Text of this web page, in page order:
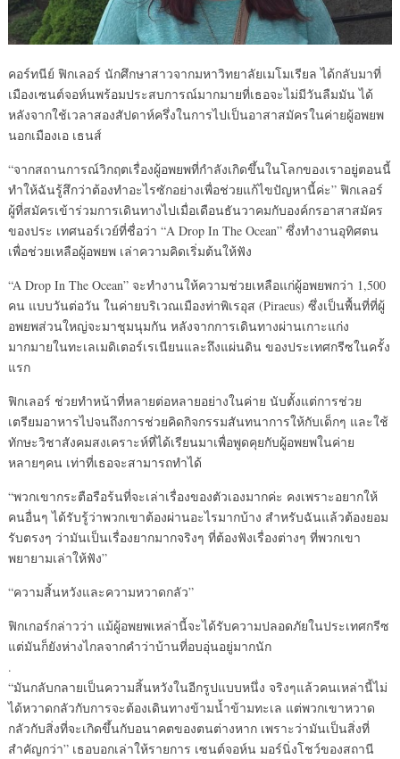
คอร์ทนีย์ ฟิกเลอร์ นักศึกษาสาวจากมหาวิทยาลัยเมโมเรียล ได้กลับมาที่
เมืองเซนต์จอห์นพร้อมประสบการณ์มากมายที่เธอจะไม่มีวันลืมมัน ได้
หลังจากใช้เวลาสองสัปดาห์ครึ่งในการไปเป็นอาสาสมัครในค่ายผู้อพยพ
นอกเมืองเอ เธนส์
“จากสถานการณ์วิกฤตเรื่องผู้อพยพที่กำลังเกิดขึ้นในโลกของเราอยู่ตอนนี้
ทำให้ฉันรู้สึกว่าต้องทำอะไรซักอย่างเพื่อช่วยแก้ไขปัญหานี้ค่ะ” ฟิกเลอร์
ผู้ที่สมัครเข้าร่วมการเดินทางไปเมื่อเดือนธันวาคมกับองค์กรอาสาสมัคร
ของประ เทศนอร์เวย์ที่ชื่อว่า “A Drop In The Ocean” ซึ่งทำงานอุทิศตน
เพื่อช่วยเหลือผู้อพยพ เล่าความคิดเริ่มต้นให้ฟัง
“A Drop In The Ocean” จะทำงานให้ความช่วยเหลือแก่ผู้อพยพกว่า 1,500
คน แบบวันต่อวัน ในค่ายบริเวณเมืองท่าพิเรอุส (Piraeus) ซึ่งเป็นพื้นที่ที่ผู้
อพยพส่วนใหญ่จะมาชุมนุมกัน หลังจากการเดินทางผ่านเกาะแก่ง
มากมายในทะเลเมดิเตอร์เรเนียนและถึงแผ่นดิน ของประเทศกรีซในครั้ง
แรก
ฟิกเลอร์ ช่วยทำหน้าที่หลายต่อหลายอย่างในค่าย นับตั้งแต่การช่วย
เตรียมอาหารไปจนถึงการช่วยคิดกิจกรรมสันทนาการให้กับเด็กๆ และใช้
ทักษะวิชาสังคมสงเคราะห์ที่ได้เรียนมาเพื่อพูดคุยกับผู้อพยพในค่าย
หลายๆคน เท่าที่เธอจะสามารถทำได้
“พวกเขากระตือรือร้นที่จะเล่าเรื่องของตัวเองมากค่ะ คงเพราะอยากให้
คนอื่นๆ ได้รับรู้ว่าพวกเขาต้องผ่านอะไรมากบ้าง สำหรับฉันแล้วต้องยอม
รับตรงๆ ว่ามันเป็นเรื่องยากมากจริงๆ ที่ต้องฟังเรื่องต่างๆ ที่พวกเขา
พยายามเล่าให้ฟัง”
“ความสิ้นหวังและความหวาดกลัว”
ฟิกเกอร์กล่าวว่า แม้ผู้อพยพเหล่านี้จะได้รับความปลอดภัยในประเทศกรีซ
แต่มันก็ยังห่างไกลจากคำว่าบ้านที่อบอุ่นอยู่มากนัก
.
“มันกลับกลายเป็นความสิ้นหวังในอีกรูปแบบหนึ่ง จริงๆแล้วคนเหล่านี้ไม่
ได้หวาดกลัวกับการจะต้องเดินทางข้ามน้ำข้ามทะเล แต่พวกเขาหวาด
กลัวกับสิ่งที่จะเกิดขึ้นกับอนาคตของตนต่างหาก เพราะว่ามันเป็นสิ่งที่
สำคัญกว่า” เธอบอกเล่าให้รายการ เซนต์จอห์น มอร์นิ่งโชว์ของสถานี